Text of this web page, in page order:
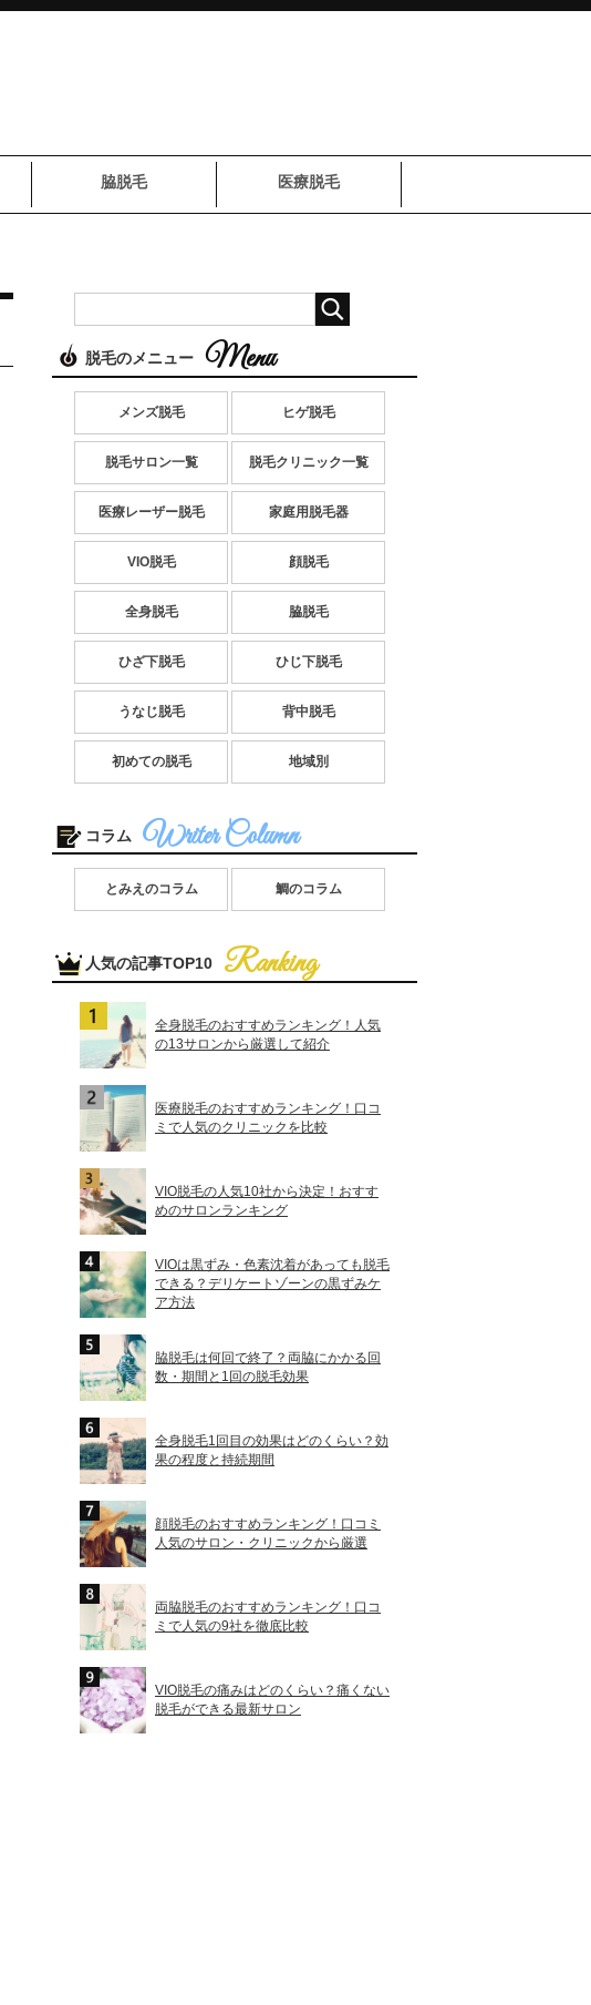
脇脱毛 医療脱毛
脱毛のメニュー
メンズ脱毛 ヒゲ脱毛
脱毛サロン一覧 脱毛クリニック一覧
医療レーザー脱毛 家庭用脱毛器
VIO脱毛 顔脱毛
全身脱毛 脇脱毛
ひざ下脱毛 ひじ下脱毛
うなじ脱毛 背中脱毛
初めての脱毛 地域別
コラム
とみえのコラム 鯛のコラム
人気の記事TOP10
全身脱毛のおすすめランキング！人気
の13サロンから厳選して紹介
医療脱毛のおすすめランキング！口コ
ミで人気のクリニックを比較
VIO脱毛の人気10社から決定！おすす
めのサロンランキング
VIOは黒ずみ・色素沈着があっても脱毛
できる？デリケートゾーンの黒ずみケ
ア方法
脇脱毛は何回で終了？両脇にかかる回
数・期間と1回の脱毛効果
全身脱毛1回目の効果はどのくらい？効
果の程度と持続期間
顔脱毛のおすすめランキング！口コミ
人気のサロン・クリニックから厳選
両脇脱毛のおすすめランキング！口コ
ミで人気の9社を徹底比較
VIO脱毛の痛みはどのくらい？痛くない
脱毛ができる最新サロン